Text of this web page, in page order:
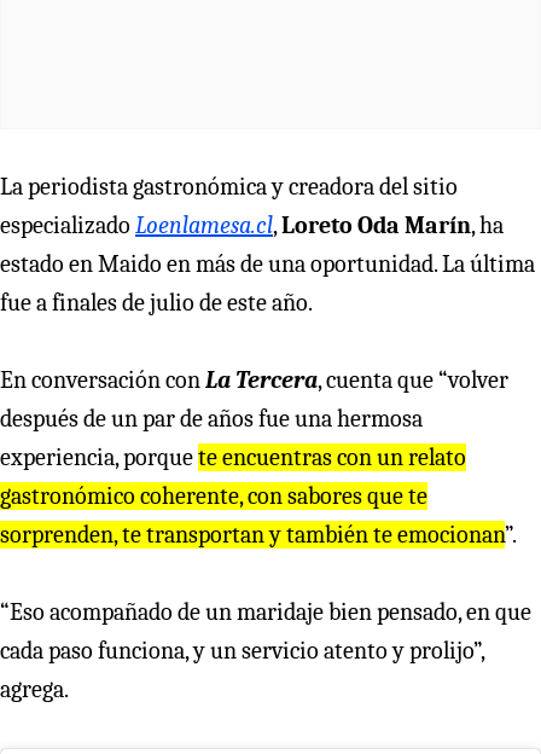
La periodista gastronómica y creadora del sitio
especializado Loenlamesa.cl,Loreto Oda Marín, ha
estado en Maido en más de una oportunidad. La última
fue a finales de julio de este año.
En conversación con La Tercera, cuenta que “volver
después de un par de años fue una hermosa
experiencia, porquete encuentras con un relato
gastronómico coherente, con sabores que te
sorprenden, te transportan y también te emocionan”.
“Eso acompañado de un maridaje bien pensado, en que
cada paso funciona, y un servicio atento y prolijo”,
agrega.